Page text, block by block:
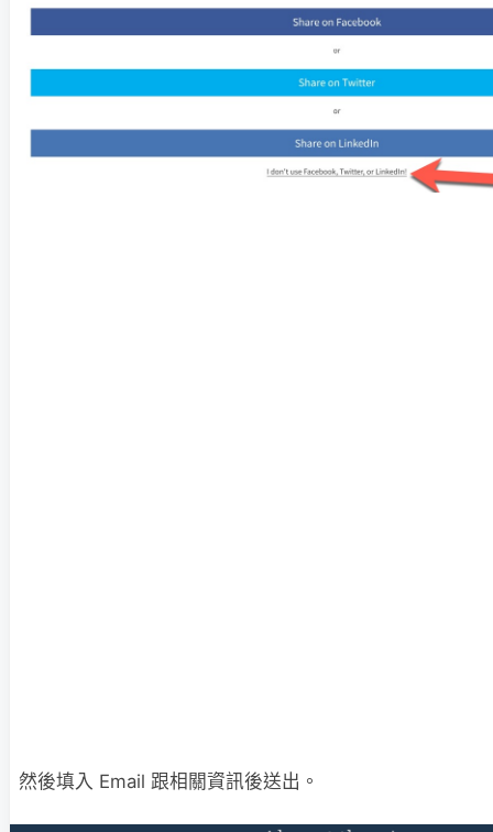
然後填入 Email 跟相關資訊後送出。